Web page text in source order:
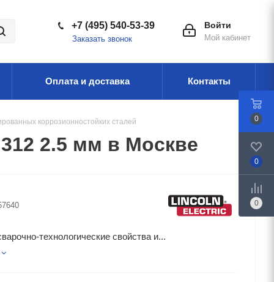
Войти
Мой кабинет
+7 (495) 540-53-39
Заказать звонок
Оплата и доставка Контакты
коррозионностойких сталей
2.5 мм в Москве
технологические свойства и...
0
0
0